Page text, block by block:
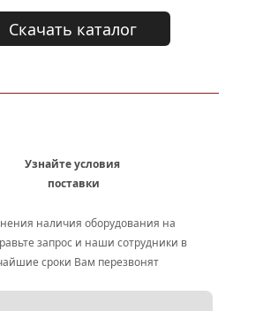
Скачать каталог
Узнайте условия
поставки
наличия оборудования на
запрос и наши сотрудники в
сроки Вам перезвонят